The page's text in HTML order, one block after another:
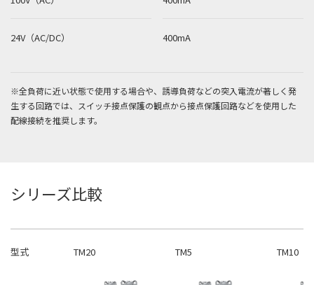
24V（AC/DC） 400mA
※全負荷に近い状態で使用する場合や、誘導負荷などの突入電流が著しく発
生する回路では、スイッチ接点保護の観点から接点保護回路などを使用した
配線接続を推奨します。
シリーズ比較
型式 TM20 TM5 TM10